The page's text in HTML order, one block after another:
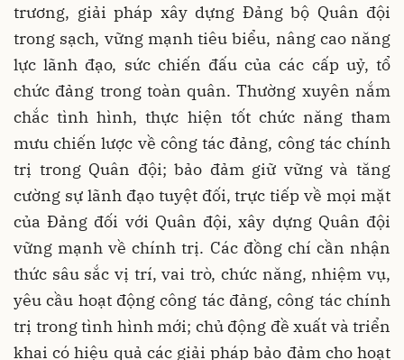
trương, giải pháp xây dựng Đảng bộ Quân đội
trong sạch, vững mạnh tiêu biểu, nâng cao năng
lực lãnh đạo, sức chiến đấu của các cấp uỷ, tổ
chức đảng trong toàn quân. Thường xuyên nắm
chắc tình hình, thực hiện tốt chức năng tham
mưu chiến lược về công tác đảng, công tác chính
trị trong Quân đội; bảo đảm giữ vững và tăng
cường sự lãnh đạo tuyệt đối, trực tiếp về mọi mặt
của Đảng đối với Quân đội, xây dựng Quân đội
vững mạnh về chính trị. Các đồng chí cần nhận
thức sâu sắc vị trí, vai trò, chức năng, nhiệm vụ,
yêu cầu hoạt động công tác đảng, công tác chính
trị trong tình hình mới; chủ động đề xuất và triển
khai có hiệu quả các giải pháp bảo đảm cho hoạt